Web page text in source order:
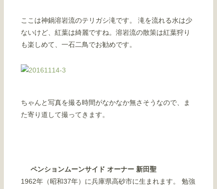
ここは神鍋溶岩流のテリガシ滝です。 滝を流れる水は少
ないけど、紅葉は綺麗ですね。溶岩流の散策は紅葉狩り
も楽しめて、一石二鳥でお勧めです。
ちゃんと写真を撮る時間がなかなか無さそうなので、ま
た寄り道して撮ってきます。
ペンションムーンサイド オーナー 新田聖
1962年（昭和37年）に兵庫県高砂市に生まれます。 勉強